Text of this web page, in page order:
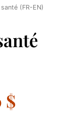
(FR-EN)
$